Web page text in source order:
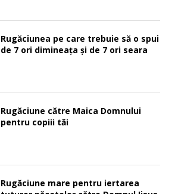
Rugăciunea pe care trebuie să o spui
de 7 ori dimineața și de 7 ori seara
Rugăciune către Maica Domnului
pentru copiii tăi
Rugăciune mare pentru iertarea